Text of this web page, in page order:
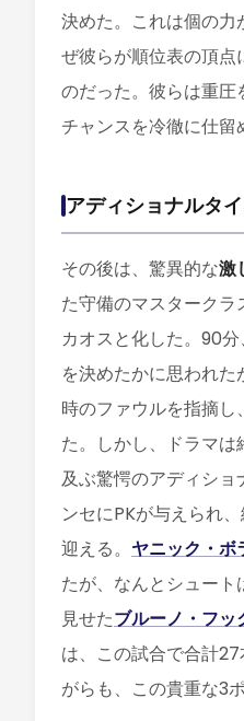
決めた。これは個の
ぜ彼らが順位表の頂点
のだった。彼らは重
チャンスを冷徹に仕留
アディショナルタ
その後は、驚異的な激
た守備のマスターク
カオスと化した。90分、
を決めたかに思われ
時のファウルを指摘
た。しかし、ドラマ
及ぶ驚愕のアディシ
ンセにPKが与えられ
迎える。 ヤニック・ボ
たが、なんとシュー
見せたブルーノ・フッ
は、この試合で合計
がらも、この貴重な3